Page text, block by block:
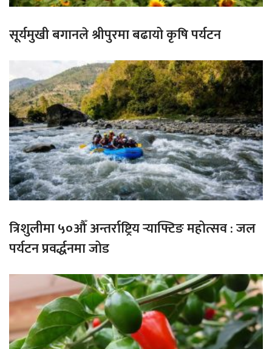
सूर्यमुखी बगानले श्रीपुरमा बढायो कृषि पर्यटन
त्रिशुलीमा ५०औँ अन्तर्राष्ट्रिय र्‍याफ्टिङ महोत्सव : जल
पर्यटन प्रवर्द्धनमा जोड